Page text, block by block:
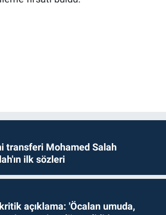
transferi Mohamed Salah
ilk sözleri
açıklama: 'Öcalan umuda,